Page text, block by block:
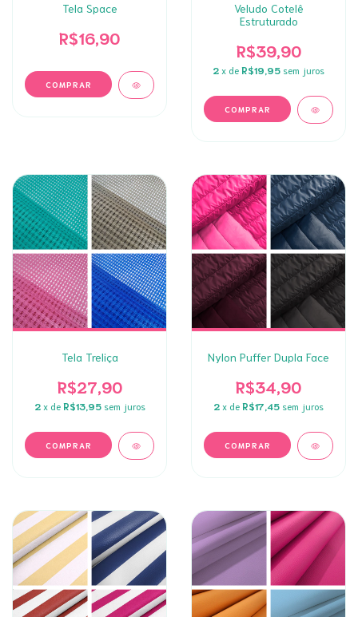
Tela Space
R$16,90
COMPRAR
Veludo Cotelê
Estruturado
R$39,90
2 x de R$19,95 sem juros
COMPRAR
Tela Treliça
R$27,90
2 x de R$13,95 sem juros
COMPRAR
Nylon Puffer Dupla Face
R$34,90
2 x de R$17,45 sem juros
COMPRAR